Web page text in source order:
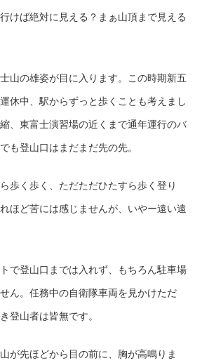
けば絶対に見える？まぁ山頂まで見える
山の雄姿が目に入ります。この時期新五
休中、駅からずっと歩くことも考えまし
、東富士演習場の近くまで通年運行のバ
も登山口はまだまだ先の先。
歩く歩く、ただただひたすら歩く登り
ほど苦には感じませんが、いやー遠い遠
で登山口までは入れず、もちろん駐車場
ん。任務中の自衛隊車両を見かけただ
登山者は皆無です。
が先ほどから目の前に、胸が高鳴りま